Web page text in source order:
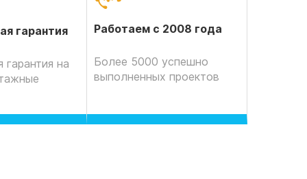
гарантия
гарантия на
Работаем с 2008 года
Более 5000 успешно
выполненных проектов